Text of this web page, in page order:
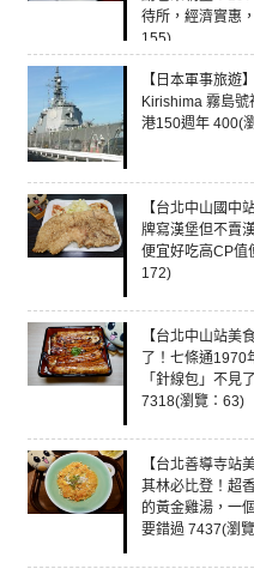
待所，經濟實惠
155)
【日本軍事旅遊
Kirishima 霧島號
港150週年 400(
【台北中山國中
牌寫漢堡但不賣
便宜好吃高CP值
172)
【台北中山站美
了！七條通1970
「針線包」不見
7318(瀏覽：63)
【台北善導寺站
其林必比登！超
的黃金雞湯，一
要錯過 7437(瀏